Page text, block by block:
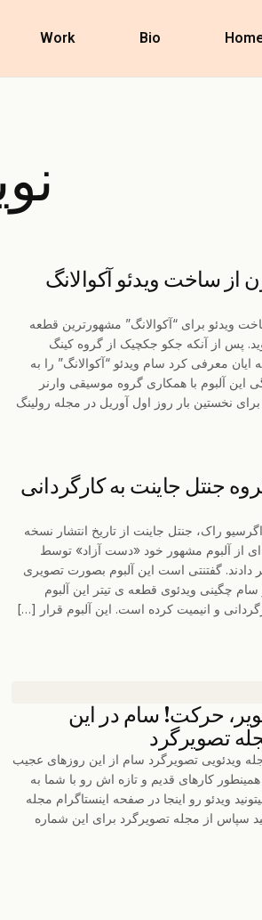
Bio
Work
از ساخت ویدئو آکوالانگ
ویدئو برای “آکوالانگ” مشهورترین قطعه
پس از آنکه جکو جکچیک از گروه کینگ
معرفی کرد سام ویدئو “آکوالانگ” را به
این آلبوم با همکاری گروه موسیقی وارنر
نخستین بار روز اول آوریل در مجله رولینگ
جنتل جاینت به کارگردانی
راک، جنتل جاینت از تاریخ انتشار نسخه
از آلبوم مشهور خود «دست آزاد» توسط
دادند. گفتنتی است این آلبوم بصورت تصویری
چگینی ویدئوی قطعه ی تیتر این آلبوم
و انیمیت کرده است. این آلبوم قرار […]
حرکت! سام در این
تصویرگرد
ویدئویی تصویرگرد سام از این روزهای عجیب
کارهای قدیم و تازه اش رو با شما به
ویدئو رو اینجا در صفحه اینستاگرام مجله
سپاس از مجله تصویرگرد برای این شماره